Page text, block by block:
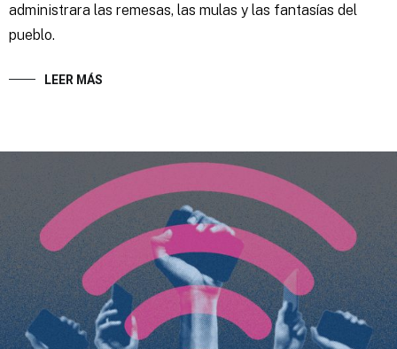
administrara las remesas, las mulas y las fantasías del
pueblo.
LEER MÁS